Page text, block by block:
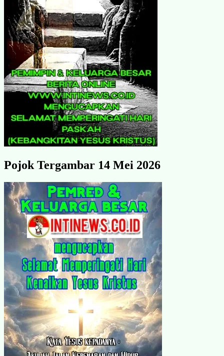
Pojok Tergambar 14 Mei 2026